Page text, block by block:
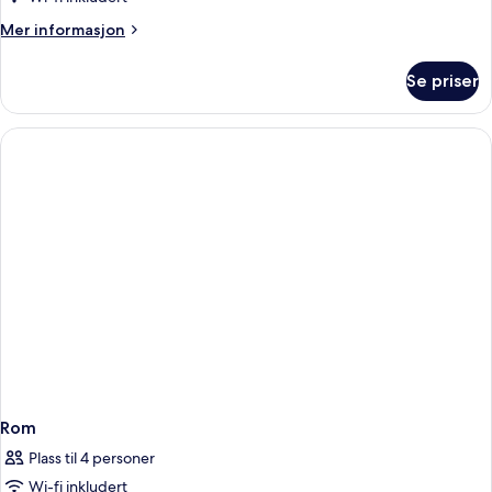
Mer informasjon
Mer
Se priser
Rom
Plass til 4 personer
Wi-fi inkludert